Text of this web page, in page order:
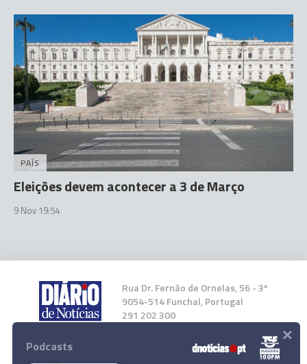
PAÍS
Eleições devem acontecer a 3 de Março
9 Nov 19:54
Rua Dr. Fernão de Ornelas, 56 - 3º
9054-514 Funchal, Portugal
291 202 300
Instale a nossa App
Podcasts ×